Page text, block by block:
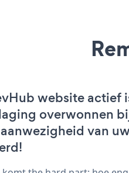
website actief
overwonnen
van